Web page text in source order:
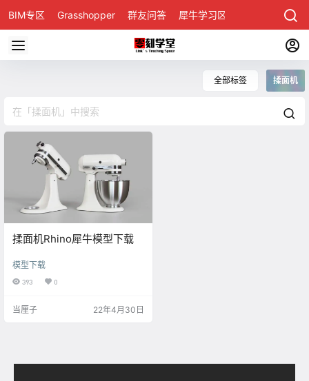
BIM专区 Grasshopper 群友问答 犀牛学习区
全部标签 揉面机
揉面机Rhino犀牛模型下载
模型下载
393 0
当厘子 22年4月30日